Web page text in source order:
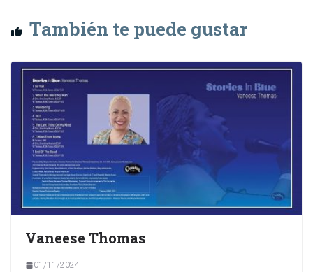
También te puede gustar
Vaneese Thomas
01/11/2024